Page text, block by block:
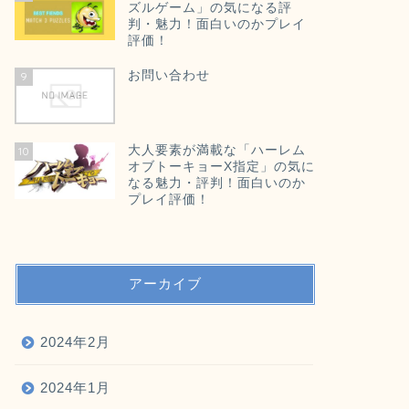
ズルゲーム」の気になる評
判・魅力！面白いのかプレイ
評価！
9 お問い合わせ
10
大人要素が満載な「ハーレム
オブトーキョーX指定」の気に
なる魅力・評判！面白いのか
プレイ評価！
アーカイブ
2024年2月
2024年1月